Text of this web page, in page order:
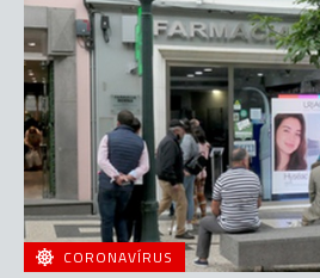
CORONAVÍRUS